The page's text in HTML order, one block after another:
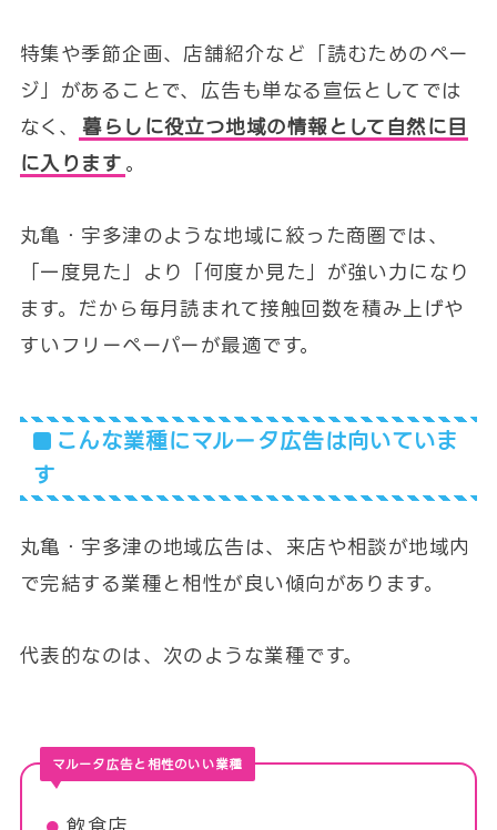
特集や季節企画、店舗紹介など「読むためのペー
ジ」があることで、広告も単なる宣伝としてでは
なく、
暮らしに役立つ地域の情報として自然に目
に入ります 。
丸亀・宇多津のような地域に絞った商圏では、
「一度見た」より「何度か見た」が強い力になり
ます。だから毎月読まれて接触回数を積み上げや
すいフリーペーパーが最適です。
こんな業種にマルータ広告は向いていま
す
丸亀・宇多津の地域広告は、来店や相談が地域内
で完結する業種と相性が良い傾向があります。
代表的なのは、次のような業種です。
マルータ広告と相性のいい業種